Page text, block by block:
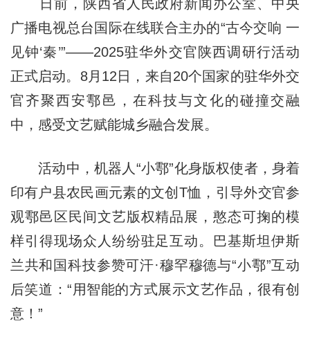
日前，陕西省人民政府新闻办公室、中央
广播电视总台国际在线联合主办的“古今交响 一
见钟‘秦’”——2025驻华外交官陕西调研行活动
正式启动。8月12日，来自20个国家的驻华外交
官齐聚西安鄠邑，在科技与文化的碰撞交融
中，感受文艺赋能城乡融合发展。
活动中，机器人“小鄠”化身版权使者，身着
印有户县农民画元素的文创T恤，引导外交官参
观鄠邑区民间文艺版权精品展，憨态可掬的模
样引得现场众人纷纷驻足互动。巴基斯坦伊斯
兰共和国科技参赞可汗·穆罕穆德与“小鄠”互动
后笑道：“用智能的方式展示文艺作品，很有创
意！”